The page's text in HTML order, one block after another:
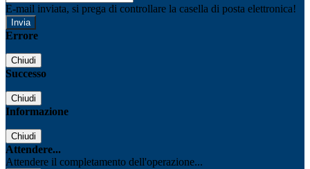
E-mail inviata, si prega di controllare la casella di posta elettronica!
Errore
Chiudi
Successo
Chiudi
Informazione
Chiudi
Attendere...
Attendere il completamento dell'operazione...